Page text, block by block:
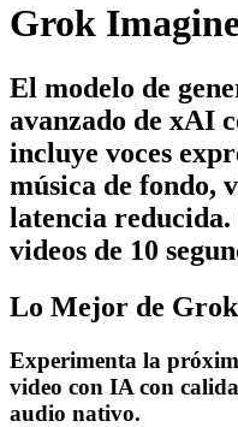
Grok
El modelo de
avanzado de xAI
incluye voces
música de fondo,
latencia
videos de 10
Lo Mejor de
Experimenta la
video con IA con
audio nativo.